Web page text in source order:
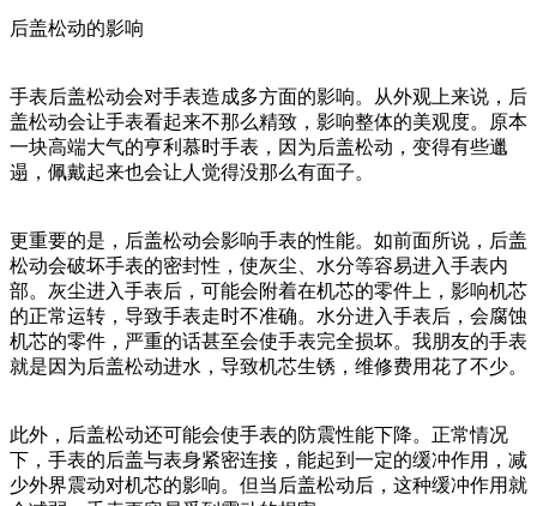
后盖松动的影响
手表后盖松动会对手表造成多方面的影响。从外观上来说，后
盖松动会让手表看起来不那么精致，影响整体的美观度。原本
一块高端大气的亨利慕时手表，因为后盖松动，变得有些邋
遢，佩戴起来也会让人觉得没那么有面子。
更重要的是，后盖松动会影响手表的性能。如前面所说，后盖
松动会破坏手表的密封性，使灰尘、水分等容易进入手表内
部。灰尘进入手表后，可能会附着在机芯的零件上，影响机芯
的正常运转，导致手表走时不准确。水分进入手表后，会腐蚀
机芯的零件，严重的话甚至会使手表完全损坏。我朋友的手表
就是因为后盖松动进水，导致机芯生锈，维修费用花了不少。
此外，后盖松动还可能会使手表的防震性能下降。正常情况
下，手表的后盖与表身紧密连接，能起到一定的缓冲作用，减
少外界震动对机芯的影响。但当后盖松动后，这种缓冲作用就